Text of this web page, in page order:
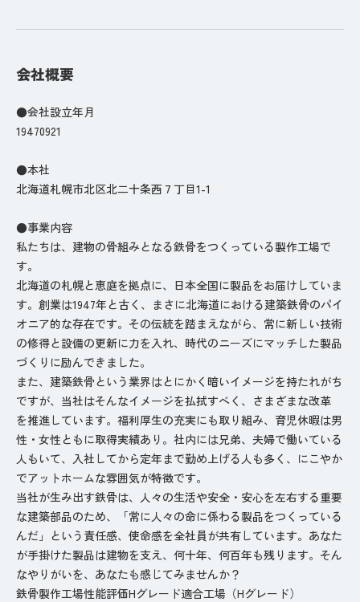
会社概要
●会社設立年月
19470921
●本社
北海道札幌市北区北二十条西７丁目1-1
●事業内容
私たちは、建物の骨組みとなる鉄骨をつくっている製作工場で
す。
北海道の札幌と恵庭を拠点に、日本全国に製品をお届けしていま
す。創業は1947年と古く、まさに北海道における建築鉄骨のパイ
オニア的な存在です。その伝統を踏まえながら、常に新しい技術
の修得と設備の更新に力を入れ、時代のニーズにマッチした製品
づくりに励んできました。
また、建築鉄骨という業界はとにかく暗いイメージを持たれがち
ですが、当社はそんなイメージを払拭すべく、さまざまな改革
を推進しています。福利厚生の充実にも取り組み、育児休暇は男
性・女性ともに取得実績あり。社内には兄弟、夫婦で働いている
人もいて、入社してから定年まで勤め上げる人も多く、にこやか
でアットホームな雰囲気が特徴です。
当社が生み出す鉄骨は、人々の生活や安全・安心を左右する重要
な建築部品のため、「常に人々の命に係わる製品をつくっている
んだ」という責任感、使命感を全社員が共有しています。あなた
が手掛けた製品は建物を支え、何十年、何百年も残ります。そん
なやりがいを、あなたも感じてみませんか？
鉄骨製作工場性能評価Hグレード適合工場（Hグレード）